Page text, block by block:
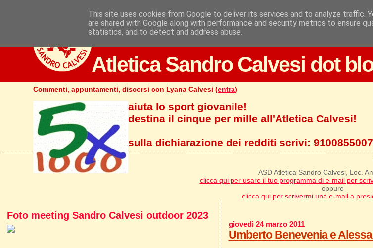
Atletica Sandro Calvesi dot
Commenti, appuntamenti, discorsi con Lyana Calvesi (entra)
aiuta lo sport giovanile!
destina il cinque per mille all'Atletica Calvesi!
sulla dichiarazione dei redditi scrivi:
ASD Atletica Sandro Calvesi, Loc.
clicca qui per usare il tuo programma di e-mail per
oppure
clicca qui per scrivermi una e-mail a
giovedì 24 marzo 2011
Umberto Benevenia e
Foto meeting Sandro Calvesi outdoor 2023
This site uses cookies from Google to deliver its services and to analyze traffic.
are shared with Google along with performance and security metrics to ensure
statistics, and to detect and address abuse.